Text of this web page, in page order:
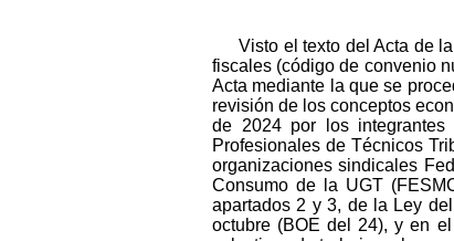
Visto el texto del Acta de
fiscales (código de convenio
Acta mediante la que se
revisión de los conceptos
de 2024 por los
Profesionales de Técnicos
organizaciones sindicales
Consumo de la UGT
apartados 2 y 3, de la Ley
octubre (BOE del 24), y en